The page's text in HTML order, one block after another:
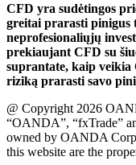
CFD yra sudėtingos
greitai prarasti pinigus
neprofesionaliųjų
prekiaujant CFD su
suprantate, kaip
riziką prarasti savo
@ Copyright 2026
“OANDA”, “fxTrade”
owned by OANDA
this website are the